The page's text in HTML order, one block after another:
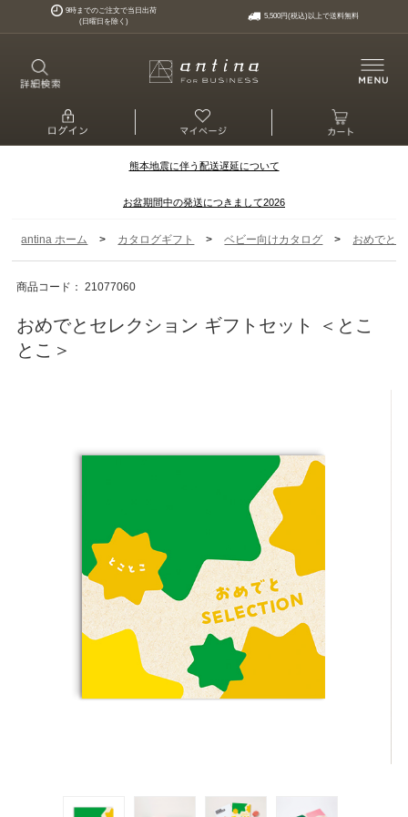
9時までのご注文で当日出荷
(日曜日を除く)
5,500円(税込)以上で送料無料
熊本地震に伴う配送遅延について
お盆期間中の発送につきまして2026
antina ホーム > カタログギフト > ベビー向けカタログ > おめでと
商品コード： 21077060
おめでとセレクション ギフトセット ＜とこ
とこ＞